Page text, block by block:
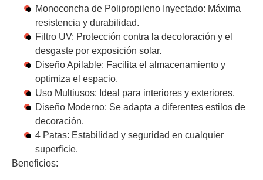
Monoconcha de Polipropileno Inyectado: Máxima
resistencia y durabilidad.
Filtro UV: Protección contra la decoloración y el
desgaste por exposición solar.
Diseño Apilable: Facilita el almacenamiento y
optimiza el espacio.
Uso Multiusos: Ideal para interiores y exteriores.
Diseño Moderno: Se adapta a diferentes estilos de
decoración.
4 Patas: Estabilidad y seguridad en cualquier
superficie.
Beneficios: